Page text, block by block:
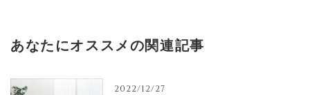
あなたにオススメの関連記事
2022/12/27